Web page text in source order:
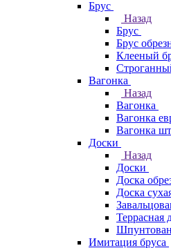
Брус
Назад
Брус
Брус
Клееный
Вагонка
Назад
Вагонка
Вагонка
Вагонка
Доски
Назад
Доски
Доска
Доска
Террасная
Имитация бруса